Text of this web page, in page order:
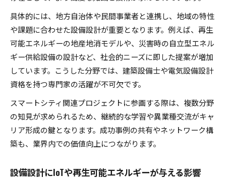
用
設備設計やめとけと言われる理由と実態を解説
これからの設備設計に必要なスキルと展望
設備設計に求められるデジタル技術の理解力
設備設計現場で役立つコミュニケーション能力
設備設計職の将来性を左右する専門知識とは
構造設計マッチングが設備設計にもたらす可能
設備設計のきつい現場で成長するノウハウ
具体的には、地方自治体や民間事業者と連携し、地域の特性
や課題に合わせた設備設計が重要となります。例えば、再生
可能エネルギーの地産地消モデルや、災害時の自立型エネル
ギー供給設備の設計など、社会的ニーズに即した提案が増加
しています。こうした分野では、建築設備士や電気設備設計
資格を持つ専門家の活躍が不可欠です。
スマートシティ関連プロジェクトに参画する際は、複数分野
の知見が求められるため、継続的な学習や異業種交流がキャ
リア形成の鍵となります。成功事例の共有やネットワーク構
築も、業界内での価値向上につながります。
設備設計にIoTや再生可能エネルギーが与える影響